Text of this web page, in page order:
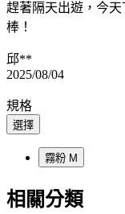
趕著隔天出遊，今
棒！
邱**
2025/08/04
規格
選擇
霧粉 M
相關分類